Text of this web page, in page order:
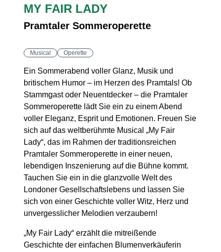
MY FAIR LADY
Pramtaler Sommeroperette
Musical Operette
Ein Sommerabend voller Glanz, Musik und
britischem Humor – im Herzen des Pramtals! Ob
Stammgast oder Neuentdecker – die Pramtaler
Sommeroperette lädt Sie ein zu einem Abend
voller Eleganz, Esprit und Emotionen. Freuen Sie
sich auf das weltberühmte Musical „My Fair
Lady“, das im Rahmen der traditionsreichen
Pramtaler Sommeroperette in einer neuen,
lebendigen Inszenierung auf die Bühne kommt.
Tauchen Sie ein in die glanzvolle Welt des
Londoner Gesellschaftslebens und lassen Sie
sich von einer Geschichte voller Witz, Herz und
unvergesslicher Melodien verzaubern!
„My Fair Lady“ erzählt die mitreißende
Geschichte der einfachen Blumenverkäuferin